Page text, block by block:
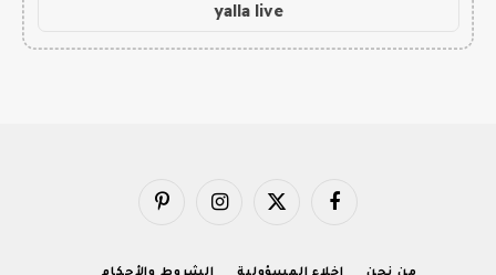
yalla live
فيسبوك X
الانستغرامبينتيريست
من نحن إخلاء المسؤولية الشروط والأحكام